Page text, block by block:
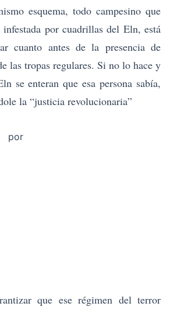
esquema, todo campesino que
por cuadrillas del Eln, está
cuanto antes de la presencia de
las tropas regulares. Si no lo hace y
se enteran que esa persona sabía,
la “justicia revolucionaria”
que ese régimen del terror